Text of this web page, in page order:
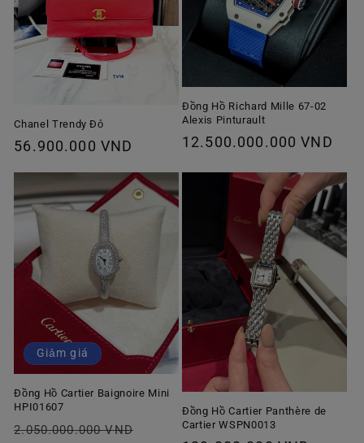
Chanel Trendy Đỏ
Giá
thường
56.900.000 VND
Đồng Hồ Richard Mille 67-02
Alexis Pinturault
Giá
thường
12.500.000.000 VND
Giảm giá
Đồng Hồ Cartier Baignoire Mini
HPI01607
Giá
2.050.000.000 VND
Đồng Hồ Cartier Panthère de
Cartier WSPN0013